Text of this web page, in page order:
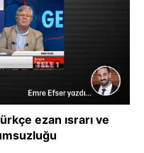
ezan ısrarı ve